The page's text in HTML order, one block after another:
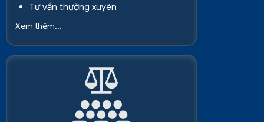
Tư vấn thường xuyên
Xem thêm...